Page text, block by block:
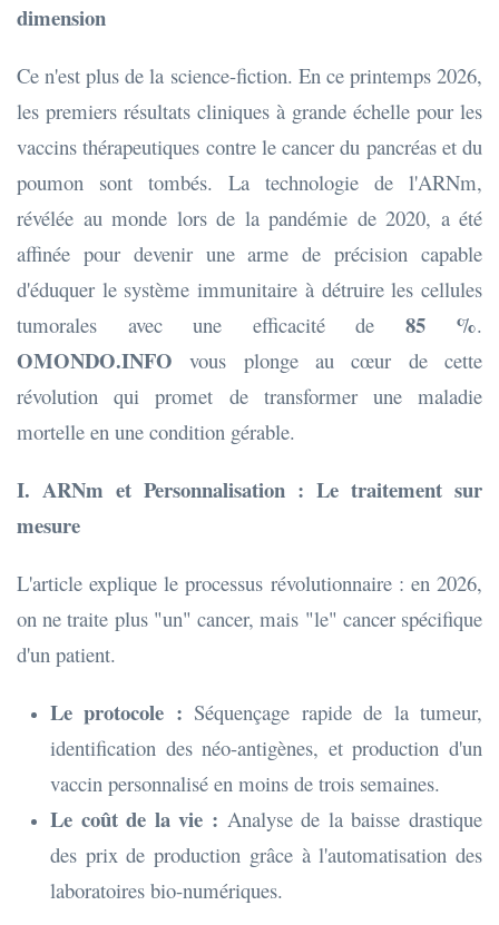
dimension
Ce n'est plus de la science-fiction. En ce printemps 2026,
les premiers résultats cliniques à grande échelle pour les
vaccins thérapeutiques contre le cancer du pancréas et du
poumon sont tombés. La technologie de l'ARNm,
révélée au monde lors de la pandémie de 2020, a été
affinée pour devenir une arme de précision capable
d'éduquer le système immunitaire à détruire les cellules
tumorales avec une efficacité de 85 %.
OMONDO.INFO vous plonge au cœur de cette
révolution qui promet de transformer une maladie
mortelle en une condition gérable.
I. ARNm et Personnalisation : Le traitement sur
mesure
L'article explique le processus révolutionnaire : en 2026,
on ne traite plus "un" cancer, mais "le" cancer spécifique
d'un patient.
Le protocole : Séquençage rapide de la tumeur,
identification des néo-antigènes, et production d'un
vaccin personnalisé en moins de trois semaines.
Le coût de la vie : Analyse de la baisse drastique
des prix de production grâce à l'automatisation des
laboratoires bio-numériques.